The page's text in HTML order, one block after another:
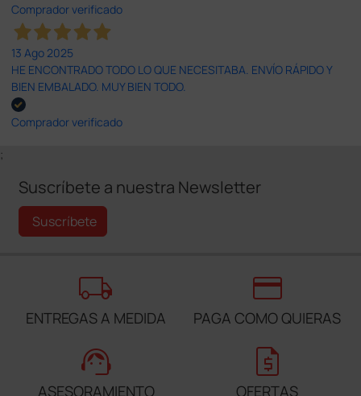
Comprador verificado
13 Ago 2025
HE ENCONTRADO TODO LO QUE NECESITABA. ENVÍO RÁPIDO Y
BIEN EMBALADO. MUY BIEN TODO.
Comprador verificado
;
Suscríbete a nuestra Newsletter
Suscríbete
local_shipping
ENTREGAS A MEDIDA
credit_card
PAGA COMO QUIERAS
support_agent
ASESORAMIENTO
request_quote
OFERTAS